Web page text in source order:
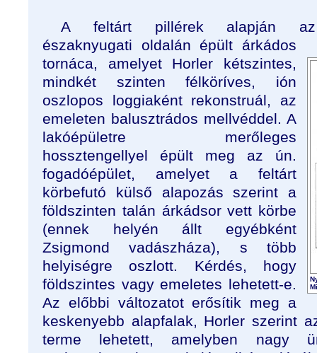
A feltárt pillérek alapján az
északnyugati oldalán épült árkádos
tornáca, amelyet Horler kétszintes,
mindkét szinten félköríves, ión
oszlopos loggiaként rekonstruál, az
emeleten balusztrádos mellvéddel. A
lakóépületre merőleges
hossztengellyel épült meg az ún.
fogadóépület, amelyet a feltárt
körbefutó külső alapozás szerint a
földszinten talán árkádsor vett körbe
(ennek helyén állt egyébként
Zsigmond vadászháza), s több
helyiségre oszlott. Kérdés, hogy
földszintes vagy emeletes lehetett-e.
Az előbbi változatot erősítik meg a
keskenyebb alapfalak, Horler szerint
terme lehetett, amelyben nagy